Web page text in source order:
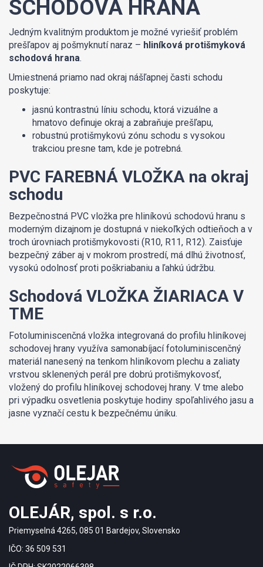
SCHODOVÁ HRANA
Jedným kvalitným produktom je možné vyriešiť problém
prešľapov aj pošmyknutí naraz – hliníková protišmyková
schodová hrana.
Umiestnená priamo nad okraj nášľapnej časti schodu
poskytuje:
jasnú kontrastnú líniu schodu, ktorá vizuálne a
hmatovo definuje okraj a zabraňuje prešľapu,
robustnú protišmykovú zónu schodu s vysokou
trakciou presne tam, kde je potrebná.
PVC FAREBNÁ VLOŽKA na okraj
schodu
Bezpečnostná PVC vložka pre hliníkovú schodovú hranu s
moderným dizajnom je dostupná v niekoľkých odtieňoch a v
troch úrovniach protišmykovosti (R10, R11, R12). Zaisťuje
bezpečný záber aj v mokrom prostredí, má dlhú životnosť,
vysokú odolnosť proti poškriabaniu a ľahkú údržbu.
Schodová VLOŽKA ŽIARIACA V
TME
Fotoluminiscenčná vložka integrovaná do profilu hliníkovej
schodovej hrany využíva samonabíjací fotoluminiscenčný
materiál nanesený na tenkom hliníkovom plechu a zaliaty
vrstvou sklenených perál pre dobrú protišmykovosť,
vložený do profilu hliníkovej schodovej hrany. V tme alebo
pri výpadku osvetlenia poskytuje hodiny spoľahlivého jasu a
jasne vyznačí cestu k bezpečnému úniku.
OLEJÁR, spol. s r.o.
Priemyselná 4265, 085 01 Bardejov, Slovensko
IČO: 36 509 531